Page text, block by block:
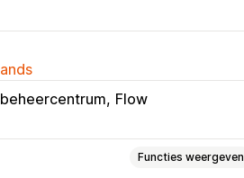
Flow
Functies weergeven